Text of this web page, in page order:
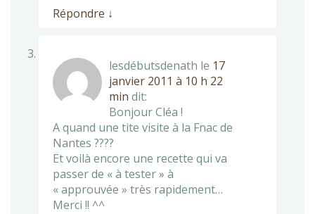
Répondre ↓
lesdébutsdenath le 17
janvier 2011 à 10 h 22
min dit:
Bonjour Cléa !
A quand une tite visite à la Fnac de
Nantes ????
Et voilà encore une recette qui va
passer de « à tester » à
« approuvée » très rapidement…
Merci !! ^^